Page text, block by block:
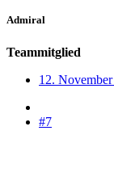
Admiral
Teammitglied
12.
#7